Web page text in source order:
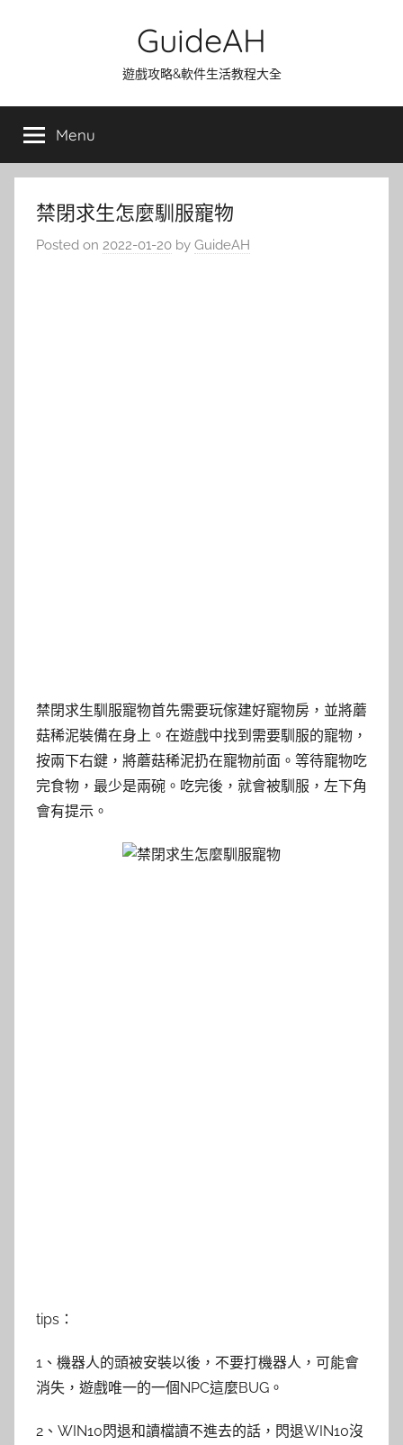
GuideAH
遊戲攻略&軟件生活教程大全
Menu
禁閉求生怎麼馴服寵物
Posted on 2022-01-20 by GuideAH
禁閉求生馴服寵物首先需要玩傢建好寵物房，並將蘑
菇稀泥裝備在身上。在遊戲中找到需要馴服的寵物，
按兩下右鍵，將蘑菇稀泥扔在寵物前面。等待寵物吃
完食物，最少是兩碗。吃完後，就會被馴服，左下角
會有提示。
tips：
1、機器人的頭被安裝以後，不要打機器人，可能會
消失，遊戲唯一的一個NPC這麼BUG。
2、WIN10閃退和讀檔讀不進去的話，閃退WIN10沒